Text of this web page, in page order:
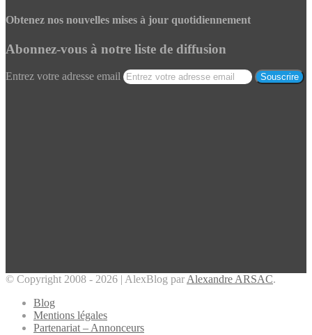
Obtenez nos nouvelles mises à jour quotidiennement
Abonnez-vous à notre liste de diffusion
Entrez votre adresse email
© Copyright 2008 - 2026 | AlexBlog par Alexandre ARSAC.
Blog
Mentions légales
Partenariat – Annonceurs